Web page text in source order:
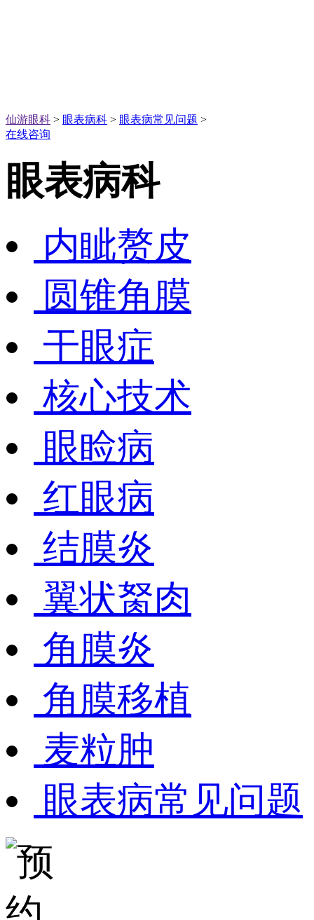
仙游眼科 > 眼表病科 > 眼表病常见问题 >
在线咨询
眼表病科
内眦赘皮
圆锥角膜
干眼症
核心技术
眼睑病
红眼病
结膜炎
翼状胬肉
角膜炎
角膜移植
麦粒肿
眼表病常见问题